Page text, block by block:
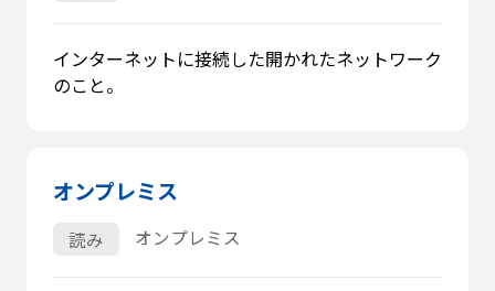
インターネットに接続した開かれたネットワーク
のこと。
オンプレミス
読み オンプレミス